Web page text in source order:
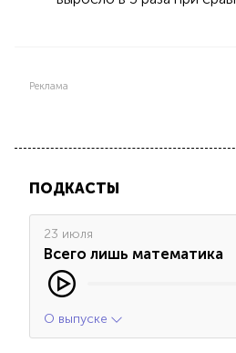
Реклама
ПОДКАСТЫ
23 июля
Всего лишь математика
О выпуске